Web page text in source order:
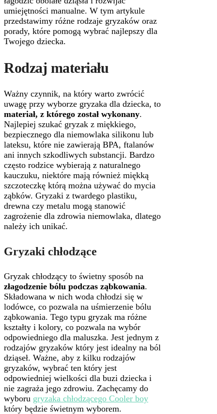
umiejętności manualne. W tym artykule
przedstawimy różne rodzaje gryzaków oraz
porady, które pomogą wybrać najlepszy dla
Twojego dziecka.
Rodzaj materiału
Ważny czynnik, na który warto zwrócić
uwagę przy wyborze gryzaka dla dziecka, to
materiał, z którego został wykonany.
Najlepiej szukać gryzak z miękkiego,
bezpiecznego dla niemowlaka silikonu lub
lateksu, które nie zawierają BPA, ftalanów
ani innych szkodliwych substancji. Bardzo
często rodzice wybierają z naturalnego
kauczuku, niektóre mają również miękką
szczoteczkę którą można używać do mycia
ząbków. Gryzaki z twardego plastiku,
drewna czy metalu mogą stanowić
zagrożenie dla zdrowia niemowlaka, dlatego
należy ich unikać.
Gryzaki chłodzące
Gryzak chłodzący to świetny sposób na
złagodzenie bólu podczas ząbkowania.
Składowana w nich woda chłodzi się w
lodówce, co pozwala na uśmierzenie bólu
ząbkowania. Tego typu gryzak ma różne
kształty i kolory, co pozwala na wybór
odpowiedniego dla maluszka. Jest jednym z
rodzajów gryzaków który jest idealny na ból
dziąseł. Ważne, aby z kilku rodzajów
gryzaków, wybrać ten który jest
odpowiedniej wielkości dla buzi dziecka i
nie zagraża jego zdrowiu. Zachęcamy do
wyboru gryzaka chłodzącego Cooler boy
który będzie świetnym wyborem.